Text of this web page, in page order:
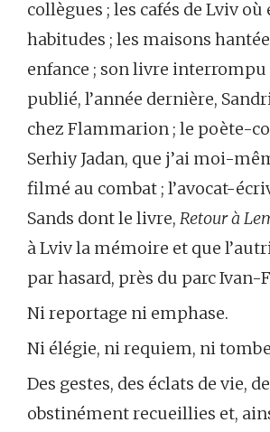
collègues ; les cafés de Lviv où
habitudes ; les maisons
enfance ; son livre interrompu
publié, l’année dernière,
chez Flammarion ; le poète-
Serhiy Jadan, que j’ai moi-
filmé au combat ; l’avocat-
Sands dont le livre, Retour à
à Lviv la mémoire et que
par hasard, près du parc Ivan-
Ni reportage ni emphase.
Ni élégie, ni requiem, ni
Des gestes, des éclats de vie,
obstinément recueillies et,